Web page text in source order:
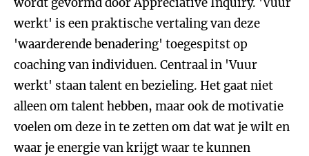
werkt' is een praktische vertaling van deze
'waarderende benadering' toegespitst op
coaching van individuen. Centraal in 'Vuur
werkt' staan talent en bezieling. Het gaat niet
alleen om talent hebben, maar ook de motivatie
voelen om deze in te zetten om dat wat je wilt en
waar je energie van krijgt waar te kunnen